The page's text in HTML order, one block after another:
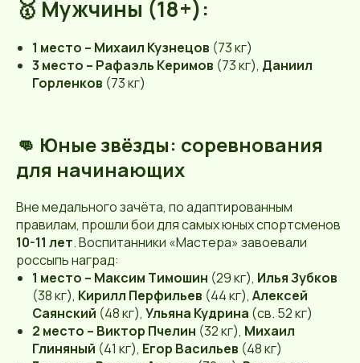
🥇 Мужчины (18+):
1 место – Михаил Кузнецов (73 кг)
3 место – Рафаэль Керимов (73 кг), Даниил
Горленков (73 кг)
👊 Юные звёзды: соревнования
для начинающих
Вне медального зачёта, по адаптированным
правилам, прошли бои для самых юных спортсменов
10-11 лет. Воспитанники «Мастера» завоевали
россыпь наград:
1 место – Максим Тимошин (29 кг), Илья Зубков
(38 кг), Кирилл Перфильев (44 кг), Алексей
Саянский (48 кг), Ульяна Кудрина (св. 52 кг)
2 место – Виктор Пчелин (32 кг), Михаил
Глиняный (41 кг), Егор Васильев (48 кг)